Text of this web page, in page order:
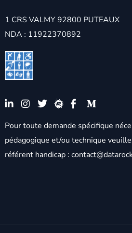
1 CRS VALMY 92800 PUTEAUX
NDA : 11922370892
Pour toute demande spécifique
pédagogique et/ou technique
référent handicap :